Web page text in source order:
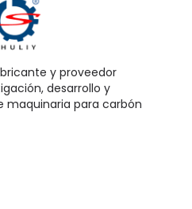
y proveedor
desarrollo y
maquinaria para carbón